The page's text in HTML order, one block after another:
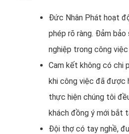
Đức Nhân Phát hoạt
phép rõ ràng. Đảm
nghiệp trong công việc
Cam kết không có chi
khi công việc đã được
thực hiện chúng tôi
khách đồng ý mới bắt
Đội thợ có tay nghề,